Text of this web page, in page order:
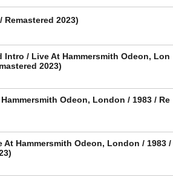
Remastered 2023)
Intro / Live At Hammersmith Odeon, Lon
2023)
Odeon, London / 1983 / Re
Hammersmith Odeon, London / 1983 /